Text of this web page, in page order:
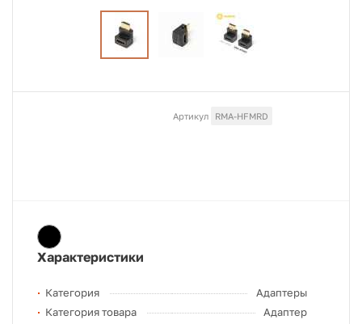
Артикул RMA-HFMRD
Характеристики
Категория
Адаптеры
Категория товара
Адаптер